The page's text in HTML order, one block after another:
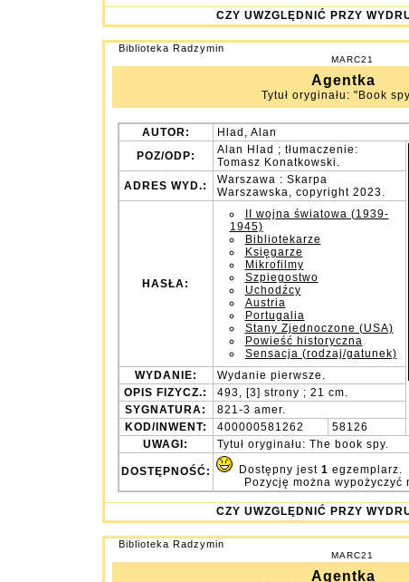
CZY UWZGLĘDNIĆ PRZY
Biblioteka Radzymin
MARC21
Agentka
Tytuł oryginału: "Book
AUTOR:
Hlad, Alan
POZ/ODP:
Alan Hlad ; tłumaczenie:
Tomasz Konatkowski.
ADRES WYD.:
Warszawa : Skarpa
Warszawska, copyright 2023.
HASŁA:
II wojna światowa (1939-
1945)
Bibliotekarze
Księgarze
Mikrofilmy
Szpiegostwo
Uchodźcy
Austria
Portugalia
Stany Zjednoczone (USA)
Powieść historyczna
Sensacja (rodzaj/gatunek)
WYDANIE:
Wydanie pierwsze.
OPIS FIZYCZ.:
493, [3] strony ; 21 cm.
SYGNATURA:
821-3 amer.
KOD/INWENT:
400000581262
58126
UWAGI:
Tytuł oryginału: The book spy.
DOSTĘPNOŚĆ: Dostępny jest 1 egzemplarz.
Pozycję można wypożyczyć
CZY UWZGLĘDNIĆ PRZY
Biblioteka Radzymin
MARC21
Agentka